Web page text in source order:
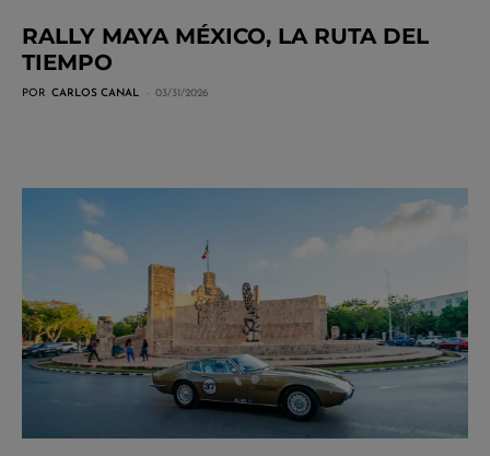
RALLY MAYA MÉXICO, LA RUTA DEL
TIEMPO
POR CARLOS CANAL 03/31/2026